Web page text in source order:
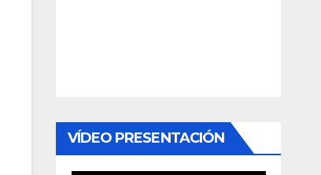
VÍDEO PRESENTACIÓN